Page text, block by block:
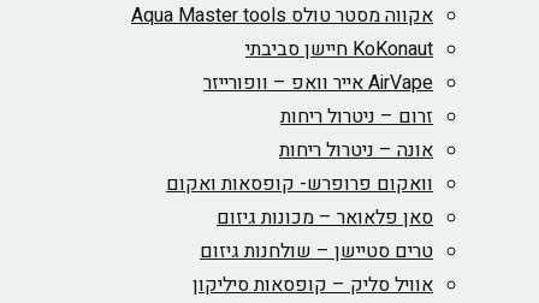
אקווה מסטר טולס Aqua Master tools
KoKonaut חיישן סביבתי
AirVape אייר וואפ – וופורייזר
זרום – ניטרול ריחות
אונה – ניטרול ריחות
וואקום פרופרש- קופסאות ואקום
סאן פלאואר – מכונות גיזום
טרים סטיישן – שולחנות גיזום
אוויל סליק – קופסאות סיליקון